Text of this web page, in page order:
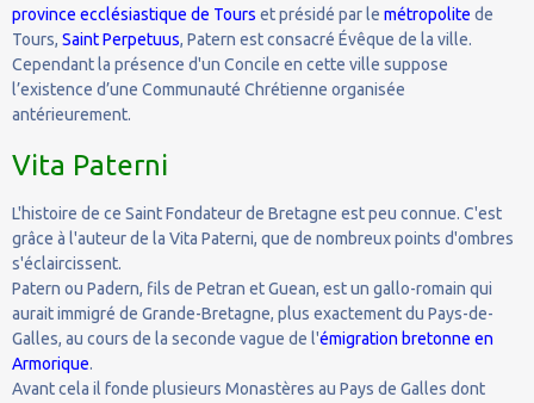
province ecclésiastique de Tours et présidé par le métropolite de
Tours, Saint Perpetuus, Patern est consacré Évêque de la ville.
Cependant la présence d'un Concile en cette ville suppose
l’existence d’une Communauté Chrétienne organisée
antérieurement.
Vita Paterni
L'histoire de ce Saint Fondateur de Bretagne est peu connue. C'est
grâce à l'auteur de la Vita Paterni, que de nombreux points d'ombres
s'éclaircissent.
Patern ou Padern, fils de Petran et Guean, est un gallo-romain qui
aurait immigré de Grande-Bretagne, plus exactement du Pays-de-
Galles, au cours de la seconde vague de l'émigration bretonne en
Armorique.
Avant cela il fonde plusieurs Monastères au Pays de Galles dont